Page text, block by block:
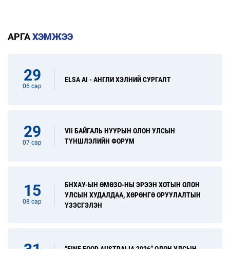
АРГАХЭМЖЭЭ
29
06 сар
ELSA AI - АНГЛИ ХЭЛНИЙ СУРГАЛТ
29
07 сар
VII БАЙГАЛЬ НУУРЫН ОЛОН УЛСЫН
ТҮНШЛЭЛИЙН ФОРУМ
15
08 сар
БНХАУ-ЫН ӨМӨЗО-НЫ ЭРЭЭН ХОТЫН ОЛОН
УЛСЫН ХУДАЛДАА, ХӨРӨНГӨ ОРУУЛАЛТЫН
ҮЗЭСГЭЛЭН
31
“FINE FOOD AUSTRALIA 2026” ОЛОН УЛСЫН